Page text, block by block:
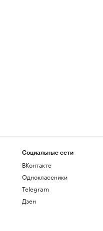
Социальные сети
ВКонтакте
Одноклассники
Telegram
Дзен